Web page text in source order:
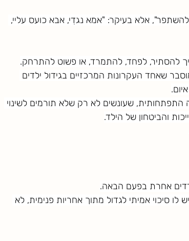
אלא בעיקר: "אמא נגדִי, אבא כועס עליי,
להסתיר, לפחד, להתמרד, או פשוט להתרחק.
של הסמכות החדשה (חיים עומר, 2008), מוסבר שאחד העקרונות המרכזיים בגידול ילדים
התפתחותית, שעונשים לא רק שלא תורמים לשינוי
והביטחון של הילד.
אחרת בפעם הבאה.
סיכוי אמיתי לגדול מתוך אחריות פנימית, לא